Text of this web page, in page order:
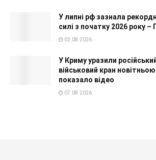
У липні рф зазнала
силі з початку 2026 року –
02.08.2026
У Криму уразили
військовий кран
показало відео
07.08.2026